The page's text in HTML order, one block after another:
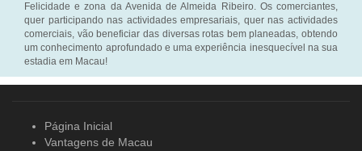
Felicidade e zona da Avenida de Almeida Ribeiro. Os comerciantes,
quer participando nas actividades empresariais, quer nas actividades
comerciais, vão beneficiar das diversas rotas bem planeadas, obtendo
um conhecimento aprofundado e uma experiência inesquecível na sua
estadia em Macau!
Página Inicial
Vantagens de Macau